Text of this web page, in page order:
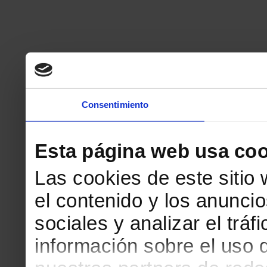
Consentimiento
Esta página web usa
Las cookies de este sitio
el contenido y los
sociales y analizar el
información sobre el uso